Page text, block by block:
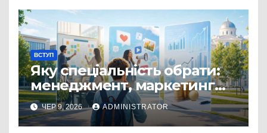
ВСТУП
Яку спеціальність обрати:
менеджмент, маркетинг
чи економіку?
ЧЕР 9, 2026 ADMINISTRATOR